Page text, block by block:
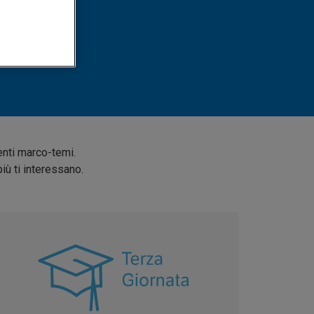
marco-temi.
ti interessano.